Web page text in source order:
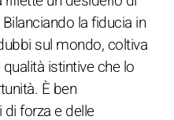
la fiducia in
sul mondo, coltiva
istintive che lo
È ben
forza e delle